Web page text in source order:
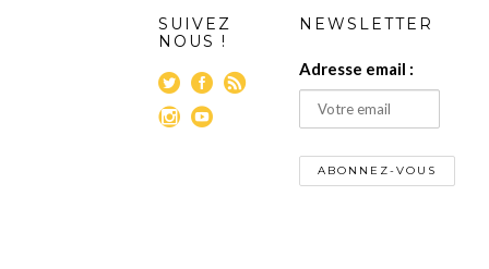
SUIVEZ
NOUS !
NEWSLETTER
Adresse email :